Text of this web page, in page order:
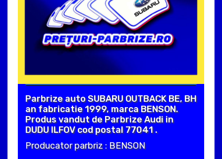
Parbrize auto SUBARU OUTBACK BE, BH
an fabricatie 1999, marca BENSON.
Produs vandut de Parbrize Audi in
DUDU ILFOV cod postal 77041 .
Producator parbriz : BENSON